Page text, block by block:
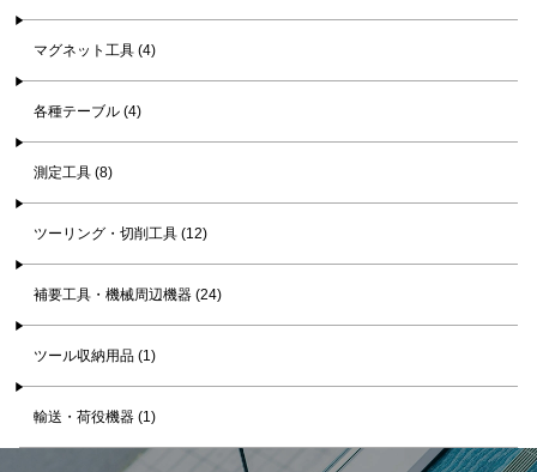
マグネット工具 (4)
各種テーブル (4)
測定工具 (8)
ツーリング・切削工具 (12)
補要工具・機械周辺機器 (24)
ツール収納用品 (1)
輸送・荷役機器 (1)